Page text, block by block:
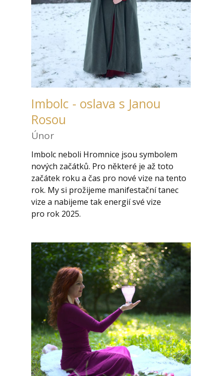
Imbolc - oslava s Janou
Rosou
Únor
Imbolc neboli Hromnice jsou symbolem
nových začátků. Pro některé je až toto
začátek roku a čas pro nové vize na tento
rok. My si prožijeme manifestační tanec
vize a nabijeme tak energií své vize
pro rok 2025.